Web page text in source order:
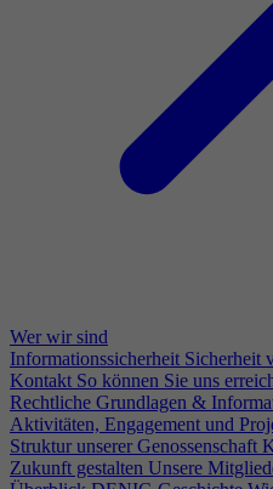
Wer wir sind
Informationssicherheit Sicherheit
Kontakt So können Sie uns
Rechtliche Grundlagen &
Aktivitäten, Engagement und
Struktur unserer Genossenschaft
Zukunft gestalten Unsere